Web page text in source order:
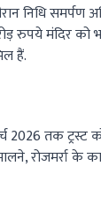
निधि समर्पण
रुपये मंदिर को
हैं.
2026 तक
रोजमर्रा